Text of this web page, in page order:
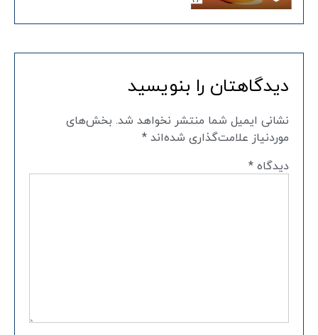
دیدگاهتان را بنویسید
نشانی ایمیل شما منتشر نخواهد شد. بخش‌های
موردنیاز علامت‌گذاری شده‌اند *
دیدگاه *